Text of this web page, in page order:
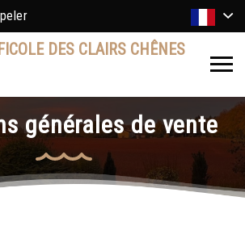
DES CLAIRS CHÊNES
générales de vente